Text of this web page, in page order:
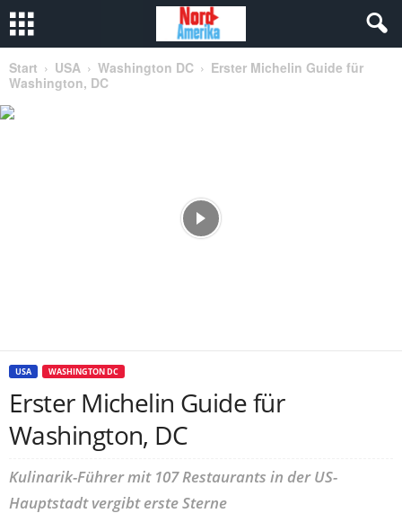
Start USA Washington DC
Erster Michelin Guide für
Washington, DC
USA WASHINGTON DC
Erster Michelin Guide für
Washington, DC
Kulinarik-Führer mit 107 Restaurants in der US-
Hauptstadt vergibt erste Sterne